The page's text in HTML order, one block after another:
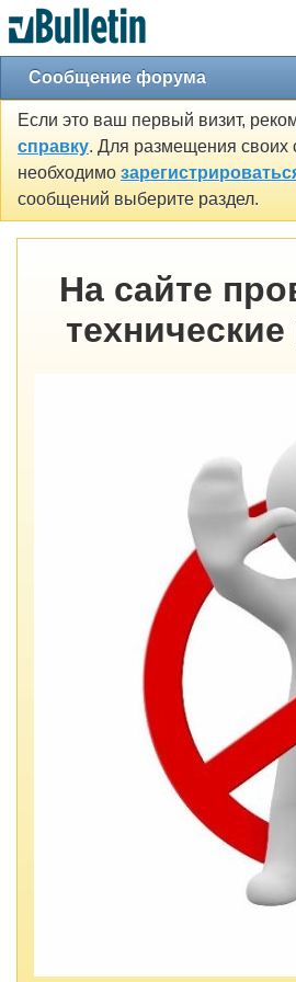
Сообщение форума
Если это ваш первый визит,
справку. Для размещения своих
необходимо
сообщений выберите раздел.
На сайте